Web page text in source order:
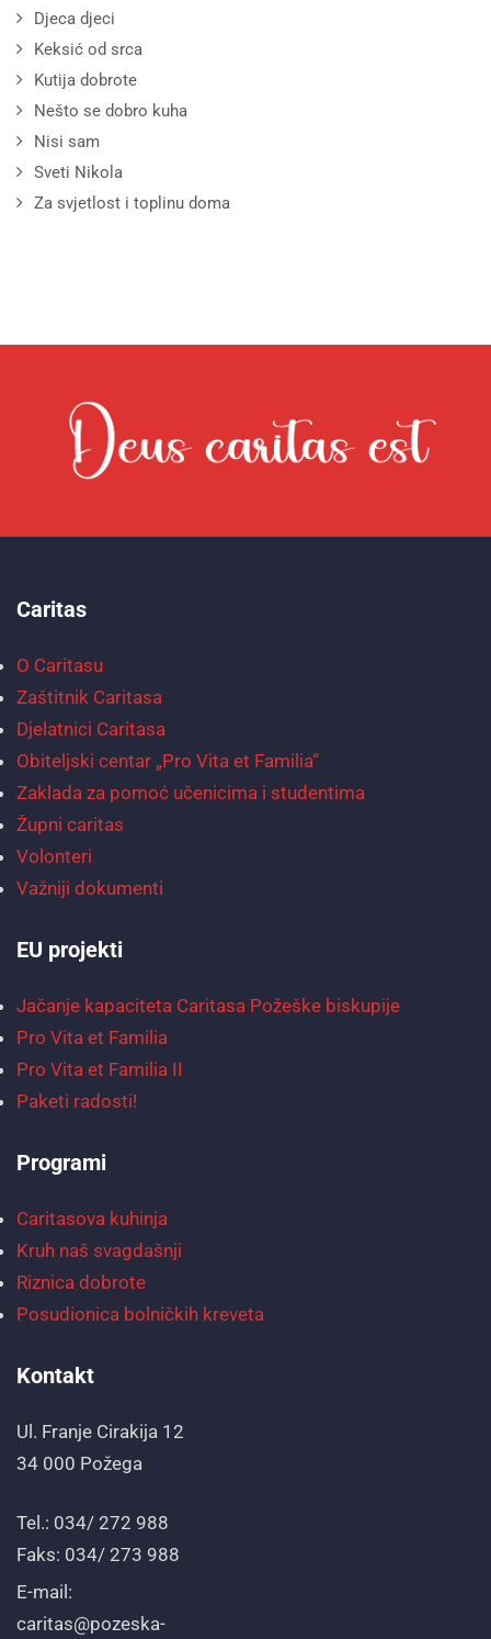
Djeca djeci
Keksić od srca
Kutija dobrote
Nešto se dobro kuha
Nisi sam
Sveti Nikola
Za svjetlost i toplinu doma
Caritas
O Caritasu
Zaštitnik Caritasa
Djelatnici Caritasa
Obiteljski centar „Pro Vita et Familia“
Zaklada za pomoć učenicima i studentima
Župni caritas
Volonteri
Važniji dokumenti
EU projekti
Jačanje kapaciteta Caritasa Požeške biskupije
Pro Vita et Familia
Pro Vita et Familia II
Paketi radosti!
Programi
Caritasova kuhinja
Kruh naš svagdašnji
Riznica dobrote
Posudionica bolničkih kreveta
Kontakt
Ul. Franje Cirakija 12
34 000 Požega
Tel.: 034/ 272 988
Faks: 034/ 273 988
E-mail:
caritas@pozeska-